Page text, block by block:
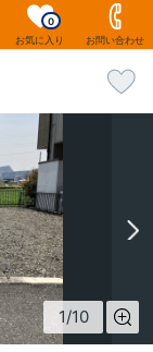
お気に入り
0
お問い合わせ
1/10